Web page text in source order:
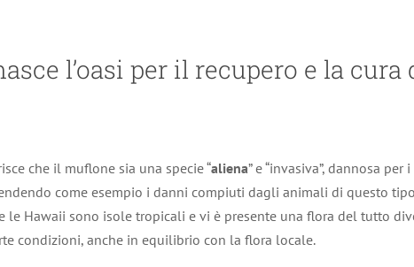
l’oasi per il recupero e la
che il muflone sia una specie “aliena” e “invasiva”, dannosa
come esempio i danni compiuti dagli animali di questo
le Hawaii sono isole tropicali e vi è presente una flora del tutto
condizioni, anche in equilibrio con la flora locale.